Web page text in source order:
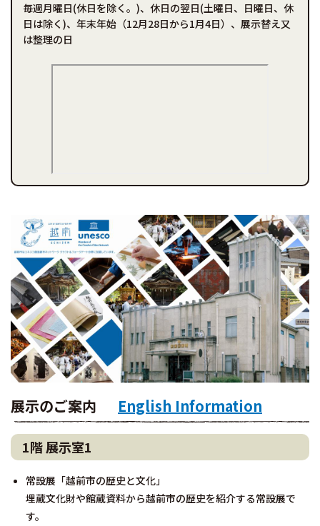
毎週月曜日(休日を除く。)、休日の翌日(土曜日、日曜日、休
日は除く)、年末年始（12月28日から1月4日）、展示替え又
は整理の日
展示のご案内 English Information
1階 展示室1
常設展「越前市の歴史と文化」
埋蔵文化財や館蔵資料から越前市の歴史を紹介する常設展で
す。